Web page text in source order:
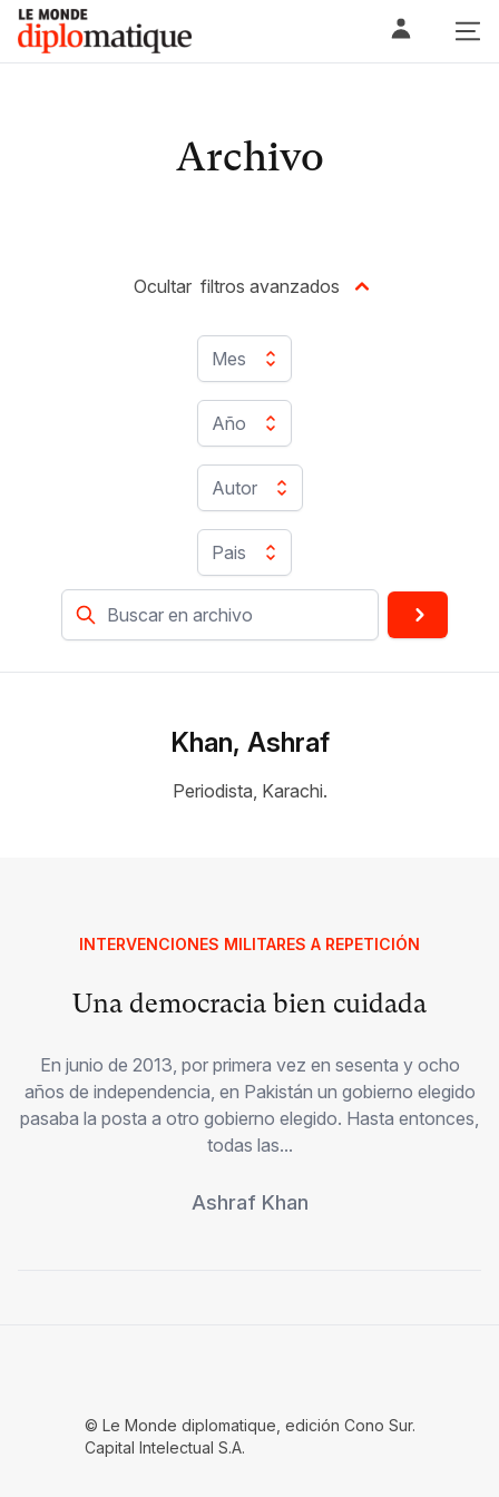
Skip
content
Le monde diplomatique
Archivo
Mes
Año
Autor
Pais
Ocultar filtros avanzados
Khan, Ashraf
Periodista, Karachi.
INTERVENCIONES MILITARES A REPETICIÓN
Una democracia bien cuidada
En junio de 2013, por primera vez en sesenta y ocho
años de independencia, en Pakistán un gobierno elegido
pasaba la posta a otro gobierno elegido. Hasta entonces,
todas las...
Ashraf Khan
© Le Monde diplomatique, edición Cono Sur.
Capital Intelectual S.A.